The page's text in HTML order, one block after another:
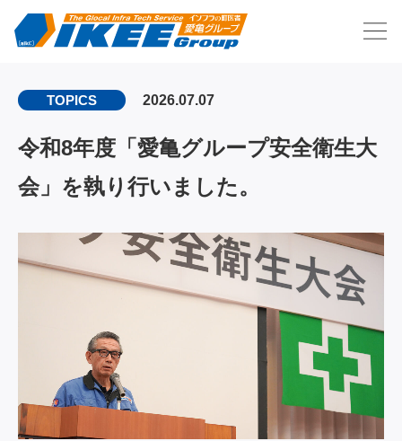
TOPICS 2026.07.07
令和8年度「愛亀グループ安全衛生大
会」を執り行いました。